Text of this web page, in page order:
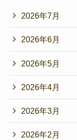
2026年7月
2026年6月
2026年5月
2026年4月
2026年3月
2026年2月